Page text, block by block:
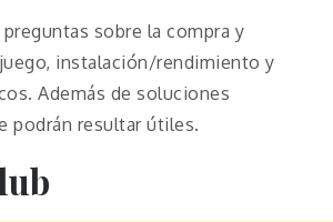
sobre la compra y
instalación/rendimiento y
Además de soluciones
podrán resultar útiles.